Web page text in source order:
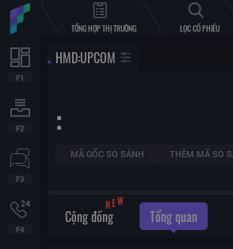
TỔNG HỢP THỊ TRƯỜNG LỌC CỔ PHIẾU
HMD:UPCOM
:
MÃ GỐC SO SÁNH THÊM MÃ SO
NEW
Cộng đồng Tổng quan